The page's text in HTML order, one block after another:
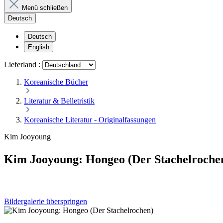
Menü schließen
Deutsch
Deutsch
English
Lieferland :
Koreanische Bücher
Literatur & Belletristik
Koreanische Literatur - Originalfassungen
Kim Jooyoung
Kim Jooyoung: Hongeo (Der
Bildergalerie überspringen